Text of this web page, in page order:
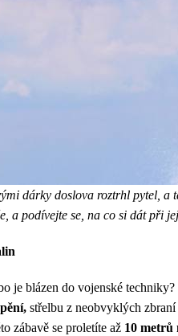
dárky doslova roztrhl pytel,
a podívejte se, na co si dát při
je blázen do vojenské
střelbu z neobvyklých zbraní
zábavě se proletíte až 10 metrů